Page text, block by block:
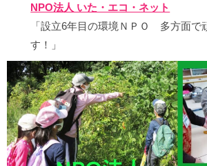
NPO法人 いた・エコ・ネット
「設立6年目の環境ＮＰＯ 多方面で
す！」